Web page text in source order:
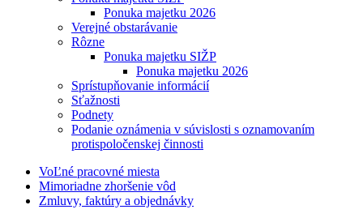
Ponuka majetku 2026
Verejné obstarávanie
Rôzne
Ponuka majetku SIŽP
Ponuka majetku 2026
Sprístupňovanie informácií
Sťažnosti
Podnety
Podanie oznámenia v súvislosti s oznamovaním
protispoločenskej činnosti
VoĽné pracovné miesta
Mimoriadne zhoršenie vôd
Zmluvy, faktúry a objednávky